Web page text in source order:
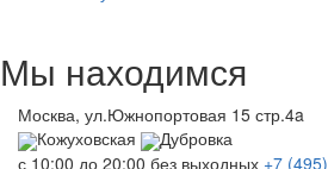
Мы находимся
Москва, ул.Южнопортовая 15 стр.4a
Кожуховская
Дубровка
с 10:00 до 20:00 без выходных +7 (495)